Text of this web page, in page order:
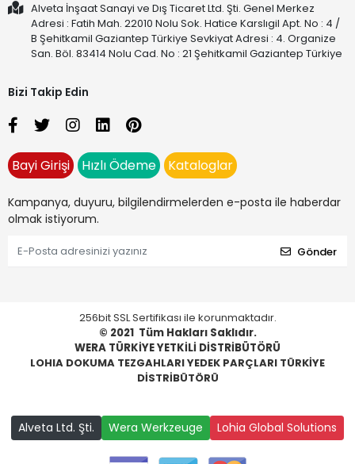
Alveta İnşaat Sanayi ve Dış Ticaret Ltd. Şti. Genel Merkez
Adresi : Fatih Mah. 22010 Nolu Sok. Hatice Karslıgil Apt. No : 4 /
B Şehitkamil Gaziantep Türkiye Sevkiyat Adresi : 4. Organize
San. Böl. 83414 Nolu Cad. No : 21 Şehitkamil Gaziantep Türkiye
Bizi Takip Edin
Bayi Girişi Hızlı Ödeme Kataloglar
Kampanya, duyuru, bilgilendirmelerden e-posta ile haberdar
olmak istiyorum.
Gönder
256bit SSL Sertifikası ile korunmaktadır.
© 2021 Tüm Hakları Saklıdır.
WERA TÜRKİYE YETKİLİ DİSTRİBÜTÖRÜ
LOHIA DOKUMA TEZGAHLARI YEDEK PARÇLARI TÜRKİYE
DİSTRİBÜTÖRÜ
Alveta Ltd. Şti. Wera Werkzeuge Lohia Global Solutions